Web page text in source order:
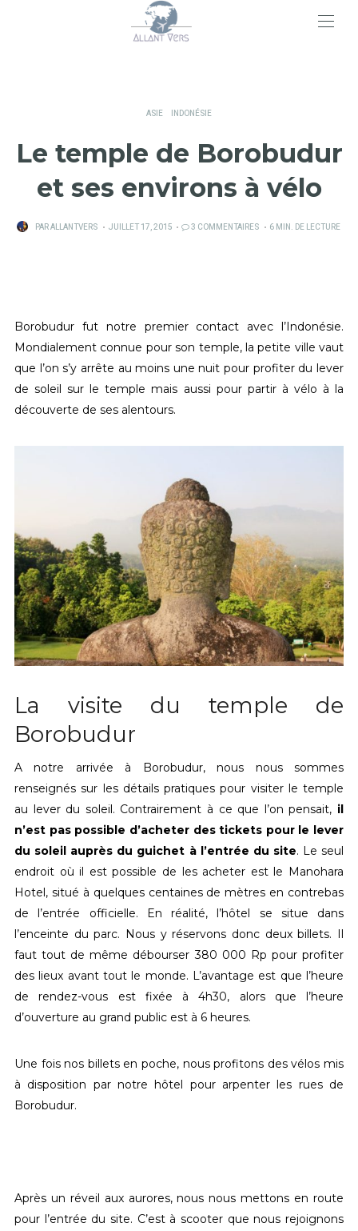
ASIE INDONÉSIE
Le temple de Borobudur
et ses environs à vélo
PARALLANTVERS
PUBLIÉ
JUILLET 17, 2015 3 COMMENTAIRES 6 MIN. DE LECTURE
Borobudur fut notre premier contact avec l’Indonésie.
Mondialement connue pour son temple, la petite ville vaut
que l’on s’y arrête au moins une nuit pour profiter du lever
de soleil sur le temple mais aussi pour partir à vélo à la
découverte de ses alentours.
La visite du temple de
Borobudur
A notre arrivée à Borobudur, nous nous sommes
renseignés sur les détails pratiques pour visiter le temple
au lever du soleil. Contrairement à ce que l’on pensait, il
n’est pas possible d’acheter des tickets pour le lever
du soleil auprès du guichet à l’entrée du site. Le seul
endroit où il est possible de les acheter est le Manohara
Hotel, situé à quelques centaines de mètres en contrebas
de l’entrée officielle. En réalité, l’hôtel se situe dans
l’enceinte du parc. Nous y réservons donc deux billets. Il
faut tout de même débourser 380 000 Rp pour profiter
des lieux avant tout le monde. L’avantage est que l’heure
de rendez-vous est fixée à 4h30, alors que l’heure
d’ouverture au grand public est à 6 heures.
Une fois nos billets en poche, nous profitons des vélos mis
à disposition par notre hôtel pour arpenter les rues de
Borobudur.
Après un réveil aux aurores, nous nous mettons en route
pour l’entrée du site. C’est à scooter que nous rejoignons